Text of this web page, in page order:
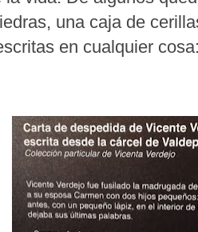
una caja de
en cualquier